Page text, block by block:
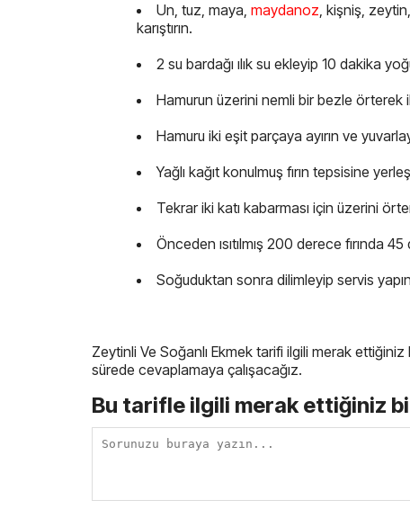
Un, tuz, maya, maydanoz, kişniş,
karıştırın.
2 su bardağı ılık su ekleyip 10 dakika
Hamurun üzerini nemli bir bezle örterek
Hamuru iki eşit parçaya ayırın ve
Yağlı kağıt konulmuş fırın tepsisine
Tekrar iki katı kabarması için üzerini
Önceden ısıtılmış 200 derece fırında
Soğuduktan sonra dilimleyip servis
Zeytinli Ve Soğanlı Ekmek tarifi ilgili merak
sürede cevaplamaya çalışacağız.
Bu tarifle ilgili merak ettiğiniz